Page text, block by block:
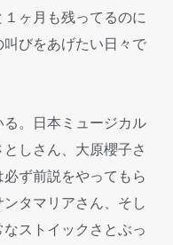
ヶ月も残ってるのに
びをあげたい日々で
。日本ミュージカル
しさん、大原櫻子さ
ず前説をやってもら
タマリアさん、そし
ストイックさとぶっ